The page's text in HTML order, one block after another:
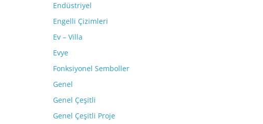
Endüstriyel
Engelli Çizimleri
Ev – Villa
Evye
Fonksiyonel Semboller
Genel
Genel Çeşitli
Genel Çeşitli Proje